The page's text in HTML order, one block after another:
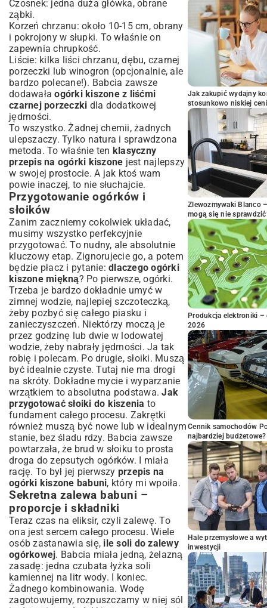
Czosnek: jedna duża główka, obrane
ząbki.
Korzeń chrzanu: około 10-15 cm, obrany
i pokrojony w słupki. To właśnie on
zapewnia chrupkość.
Liście: kilka liści chrzanu, dębu, czarnej
porzeczki lub winogron (opcjonalnie, ale
bardzo polecane!). Babcia zawsze
dodawałaogórki kiszone z liśćmi
czarnej porzeczki dla dodatkowej
jędrności.
To wszystko. Żadnej chemii, żadnych
ulepszaczy. Tylko natura i sprawdzona
metoda. To właśnie ten klasyczny
przepis na ogórki kiszone jest najlepszy
w swojej prostocie. A jak ktoś wam
powie inaczej, to nie słuchajcie.
Przygotowanie ogórków i
słoików
Zanim zaczniemy cokolwiek układać,
musimy wszystko perfekcyjnie
przygotować. To nudny, ale absolutnie
kluczowy etap. Zignorujecie go, a potem
będzie płacz i pytanie: dlaczego ogórki
kiszone miękną? Po pierwsze, ogórki.
Trzeba je bardzo dokładnie umyć w
zimnej wodzie, najlepiej szczoteczką,
żeby pozbyć się całego piasku i
zanieczyszczeń. Niektórzy moczą je
przez godzinę lub dwie w lodowatej
wodzie, żeby nabrały jędrności. Ja tak
robię i polecam. Po drugie, słoiki. Muszą
być idealnie czyste. Tutaj nie ma drogi
na skróty. Dokładne mycie i wyparzanie
wrzątkiem to absolutna podstawa.Jak
przygotować słoiki do kiszenia to
fundament całego procesu. Zakrętki
również muszą być nowe lub w idealnym
stanie, bez śladu rdzy. Babcia zawsze
powtarzała, że brud w słoiku to prosta
droga do zepsutych ogórków. I miała
rację. To był jej pierwszy przepis na
ogórki kiszone babuni, który mi wpoiła.
Sekretna zalewa babuni –
proporcje i składniki
Teraz czas na eliksir, czyli zalewę. To
ona jest sercem całego procesu. Wiele
osób zastanawia się, ile soli do zalewy
ogórkowej. Babcia miała jedną, żelazną
zasadę: jedna czubata łyżka soli
kamiennej na litr wody. I koniec.
Żadnego kombinowania. Wodę
zagotowujemy, rozpuszczamy w niej sól
Jak zakupić wydajny
stosunkowo niskiej
Zlewozmywaki Blanco
mogą się nie
Produkcja elektroniki –
2026
Cennik samochodów
najbardziej budżetowe?
Hale przemysłowe a
inwestycji